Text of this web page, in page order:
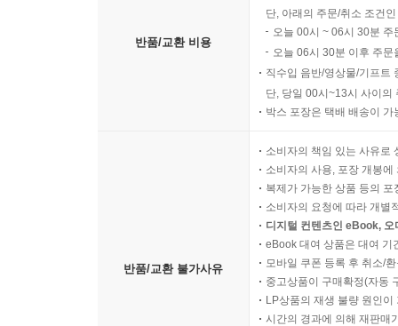
반품/교환 비용
단, 아래의 주문/취소 조건
오늘 00시 ~ 06시 30분
오늘 06시 30분 이후 주
직수입 음반/영상물/기프트
단, 당일 00시~13시 사이의
박스 포장은 택배 배송이
반품/교환 불가사유
소비자의 책임 있는 사유로
소비자의 사용, 포장 개봉
복제가 가능한 상품 등의
소비자의 요청에 따라 개별
디지털 컨텐츠인 eBook,
eBook 대여 상품은 대여 기
모바일 쿠폰 등록 후 취소/
중고상품이 구매확정(자동
LP상품의 재생 불량 원인
시간의 경과에 의해 재판매